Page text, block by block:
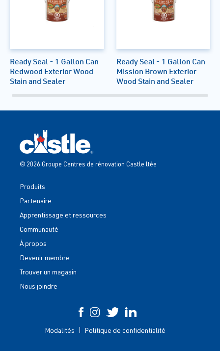
Ready Seal - 1 Gallon Can
Redwood Exterior Wood
Stain and Sealer
Ready Seal - 1 Gallon Can
Mission Brown Exterior
Wood Stain and Sealer
© 2026 Groupe Centres de rénovation Castle ltée
Produits
Partenaire
Apprentissage et ressources
Communauté
À propos
Devenir membre
Trouver un magasin
Nous joindre
Modalités Politique de confidentialité